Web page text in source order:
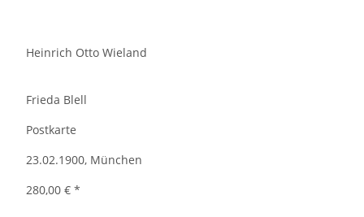
Heinrich Otto Wieland
Frieda Blell
Postkarte
23.02.1900, München
280,00 € *